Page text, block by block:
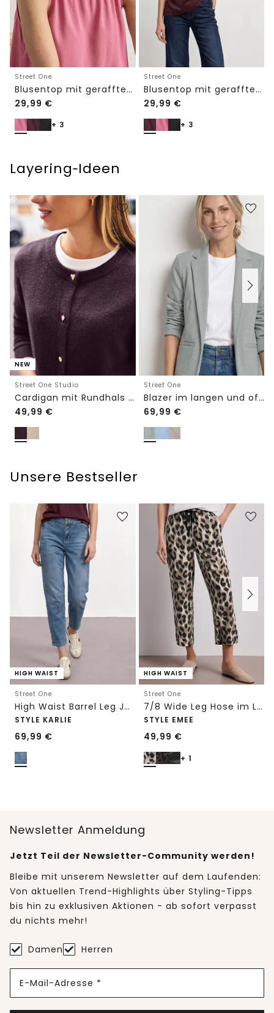
Street One
Blusentop mit gerafftem Rundhals
29,99 €
+ 3
Street One
Blusentop mit gerafftem Rundhals
29,99 €
+ 3
Layering‑Ideen
NEW
Street One Studio
Cardigan mit Rundhals und Knöpfen
49,99 €
Street One
Blazer im langen und offenen Schnitt
69,99 €
Unsere Bestseller
HIGH WAIST
Street One
High Waist Barrel Leg Jeans im Loose Fit
STYLE KARLIE
69,99 €
HIGH WAIST
Street One
7/8 Wide Leg Hose im Loose Fit mit Print
STYLE EMEE
49,99 €
+ 1
Newsletter Anmeldung
Jetzt Teil der Newsletter-Community werden!
Bleibe mit unserem Newsletter auf dem Laufenden:
Von aktuellen Trend-Highlights über Styling-Tipps
bis hin zu exklusiven Aktionen - ab sofort verpasst
du nichts mehr!
Damen Herren
E-Mail-Adresse *